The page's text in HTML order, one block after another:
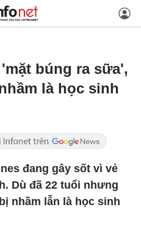
búng ra sữa',
là học sinh
đang gây sốt vì vẻ
Dù đã 22 tuổi nhưng
nhầm lẫn là học sinh